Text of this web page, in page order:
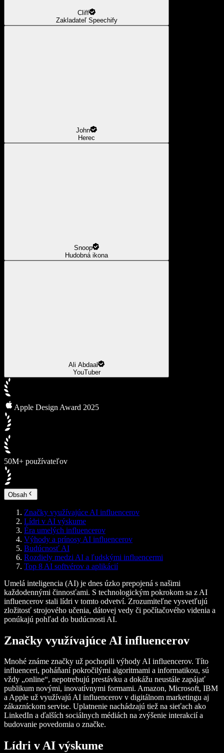
Cliff
Zakladateľ Speechify
John
Herec
Snoop
Hudobná ikona
Ali Abdaal
YouTuber
Apple Design Award 2025
50M+ používateľov
Obsah
Značky využívajúce AI influencerov
Lídri v AI výskume
Éra umelých influencerov
Výhody a prínosy AI influencerov
Budúcnosť AI
Rozdiely medzi AI a ľudskými influencermi
Top 8 AI softvérov a aplikácií
Umelá inteligencia (AI) je dnes úzko prepojená s našimi
každodennými činnosťami. S technologickým pokrokom sa z AI
influencerov stali lídri v tomto odvetví. Zrozumiteľne vysvetľujú
zložitosť strojového učenia, dátovej vedy či počítačového videnia a
ponúkajú pohľad do budúcnosti AI.
Značky využívajúce AI influencerov
Mnohé známe značky už pochopili výhody AI influencerov. Títo
influenceri, poháňaní pokročilými algoritmami a informatikou, sú
vždy „online“, nepotrebujú prestávku a dokážu neustále zapájať
publikum novými, inovatívnymi formami. Amazon, Microsoft, IBM
a Apple už využívajú AI influencerov v digitálnom marketingu aj
zákazníckom servise. Uplatnenie nachádzajú tiež na sieťach ako
LinkedIn a ďalších sociálnych médiách na zvýšenie interakcií a
budovanie povedomia o značke.
Lídri v AI výskume